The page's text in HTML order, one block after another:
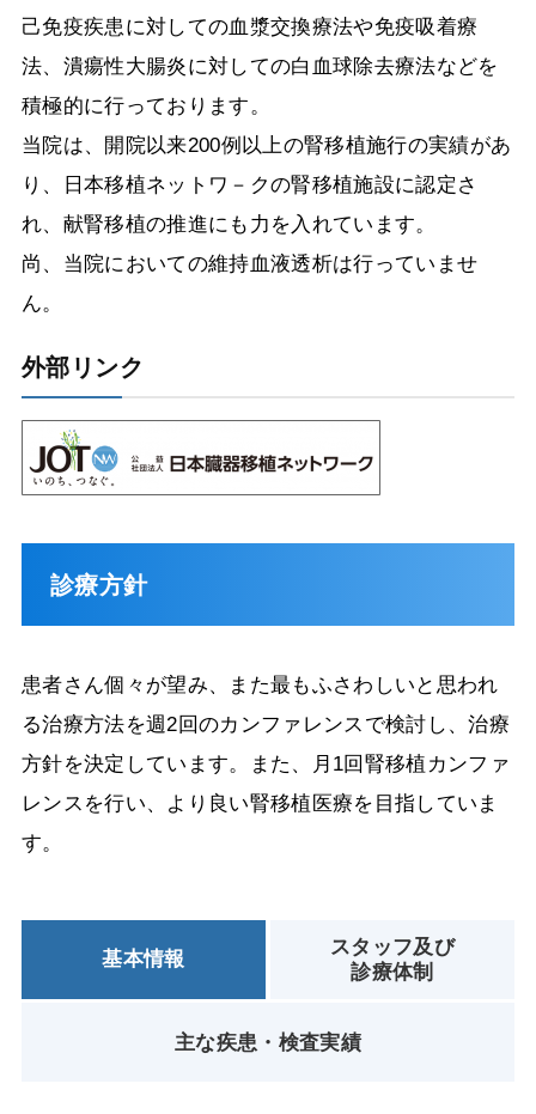
己免疫疾患に対しての血漿交換療法や免疫吸着療
法、潰瘍性大腸炎に対しての白血球除去療法などを
積極的に行っております。
当院は、開院以来200例以上の腎移植施行の実績があ
り、日本移植ネットワ－クの腎移植施設に認定さ
れ、献腎移植の推進にも力を入れています。
尚、当院においての維持血液透析は行っていませ
ん。
外部リンク
診療方針
患者さん個々が望み、また最もふさわしいと思われ
る治療方法を週2回のカンファレンスで検討し、治療
方針を決定しています。また、月1回腎移植カンファ
レンスを行い、より良い腎移植医療を目指していま
す。
基本情報
スタッフ及び
診療体制
主な疾患・検査実績